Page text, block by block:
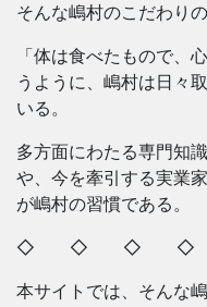
そんな嶋村のこだわり
「体は食べたもので、
うように、嶋村は日々
いる。
多方面にわたる専門知
や、今を牽引する実業
が嶋村の習慣である。
◇ ◇ ◇ ◇
本サイトでは、そんな